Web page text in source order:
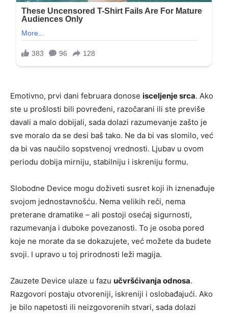
Emotivno, prvi dani februara donose isceljenje srca. Ako
ste u prošlosti bili povređeni, razočarani ili ste previše
davali a malo dobijali, sada dolazi razumevanje zašto je
sve moralo da se desi baš tako. Ne da bi vas slomilo, već
da bi vas naučilo sopstvenoj vrednosti. Ljubav u ovom
periodu dobija mirniju, stabilniju i iskreniju formu.
Slobodne Device mogu doživeti susret koji ih iznenađuje
svojom jednostavnošću. Nema velikih reči, nema
preterane dramatike – ali postoji osećaj sigurnosti,
razumevanja i duboke povezanosti. To je osoba pored
koje ne morate da se dokazujete, već možete da budete
svoji. I upravo u toj prirodnosti leži magija.
Zauzete Device ulaze u fazu učvršćivanja odnosa.
Razgovori postaju otvoreniji, iskreniji i oslobađajući. Ako
je bilo napetosti ili neizgovorenih stvari, sada dolazi